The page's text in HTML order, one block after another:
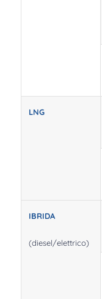
LNG
IBRIDA
(diesel/elettrico)